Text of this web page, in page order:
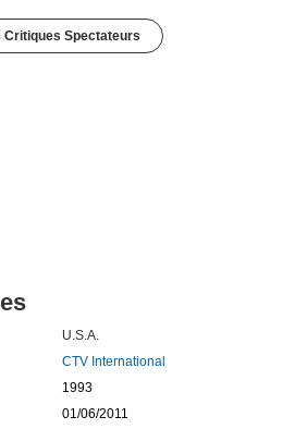
Critiques Spectateurs
U.S.A.
CTV International
1993
01/06/2011